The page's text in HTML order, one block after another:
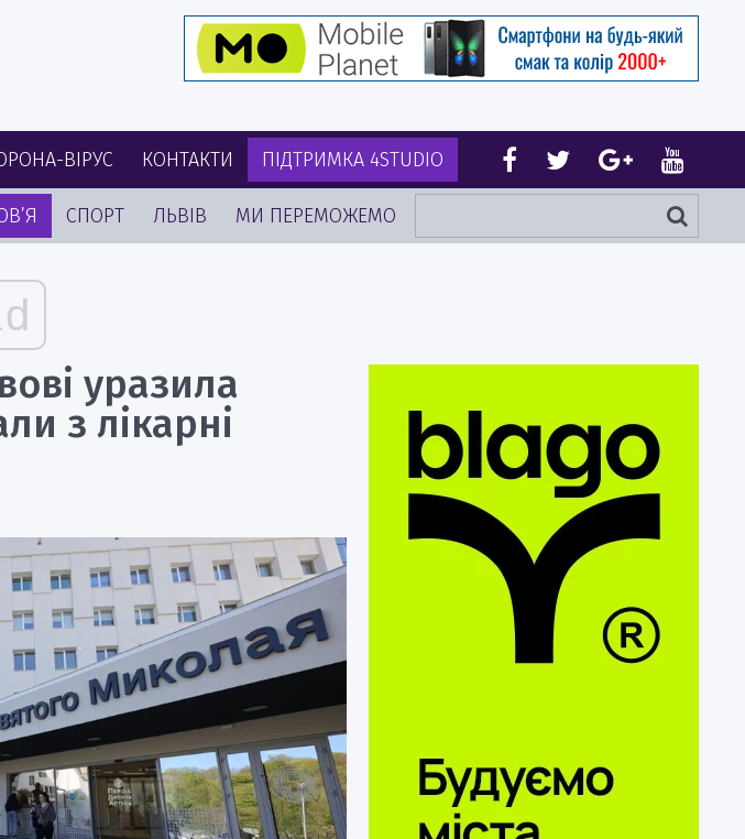
ВІРУС КОНТАКТИ ПІДТРИМКА 4STUDIO
СПОРТ ЛЬВІВ МИ ПЕРЕМОЖЕМО
уразила
з лікарні